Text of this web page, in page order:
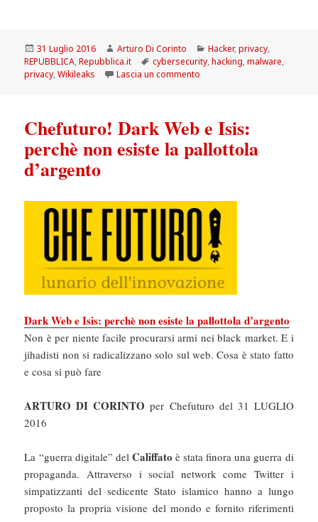
Scritto
il
31 Luglio 2016 Autore
Arturo Di Corinto Categorie
Hacker,privacy,
REPUBBLICA,Repubblica.it Tag
cybersecurity,hacking,malware,
privacy,Wikileaks Lascia un commento
Chefuturo! Dark Web e Isis:
perchè non esiste la pallottola
d’argento
Dark Web e Isis: perchè non esiste la pallottola d’argento
Non è per niente facile procurarsi armi nei black market. E i
jihadisti non si radicalizzano solo sul web. Cosa è stato fatto
e cosa si può fare
ARTURO DI CORINTO per Chefuturo del 31 LUGLIO
2016
La “guerra digitale” del Califfato è stata finora una guerra di
propaganda. Attraverso i social network come Twitter i
simpatizzanti del sedicente Stato islamico hanno a lungo
proposto la propria visione del mondo e fornito riferimenti